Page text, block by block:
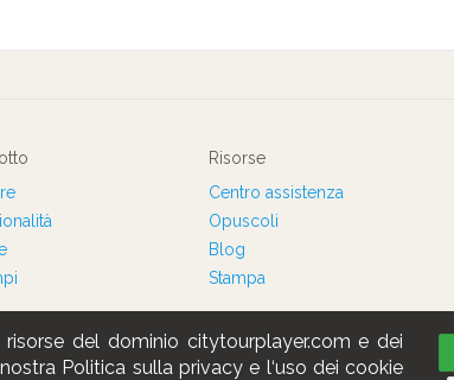
del dominio citytourplayer.com e dei
Politica sulla privacy e l‘uso dei cookie
Risorse
Centro assistenza
Opuscoli
Blog
Stampa